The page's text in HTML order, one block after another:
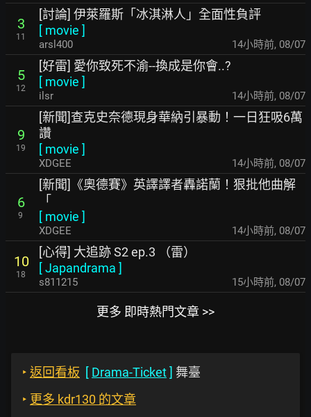
3
11
[討論] 伊萊羅斯「冰淇淋人」全面性負評
[ movie ]
arsl400 14小時前, 08/07
5
12
[好雷] 愛你致死不渝--換成是你會..?
[ movie ]
ilsr 14小時前, 08/07
9
19
[新聞]查克史奈德現身華納引暴動！一日狂吸6萬
讚
[ movie ]
XDGEE 14小時前, 08/07
6
9
[新聞]《奧德賽》英譯譯者轟諾蘭！狠批他曲解
「
[ movie ]
XDGEE 14小時前, 08/07
10
18
[心得] 大追跡 S2 ep.3 （雷）
[Japandrama ]
s811215 15小時前, 08/07
更多 即時熱門文章 >>
‣ 返回看板 [ Drama-Ticket] 舞臺
‣ 更多 kdr130 的文章